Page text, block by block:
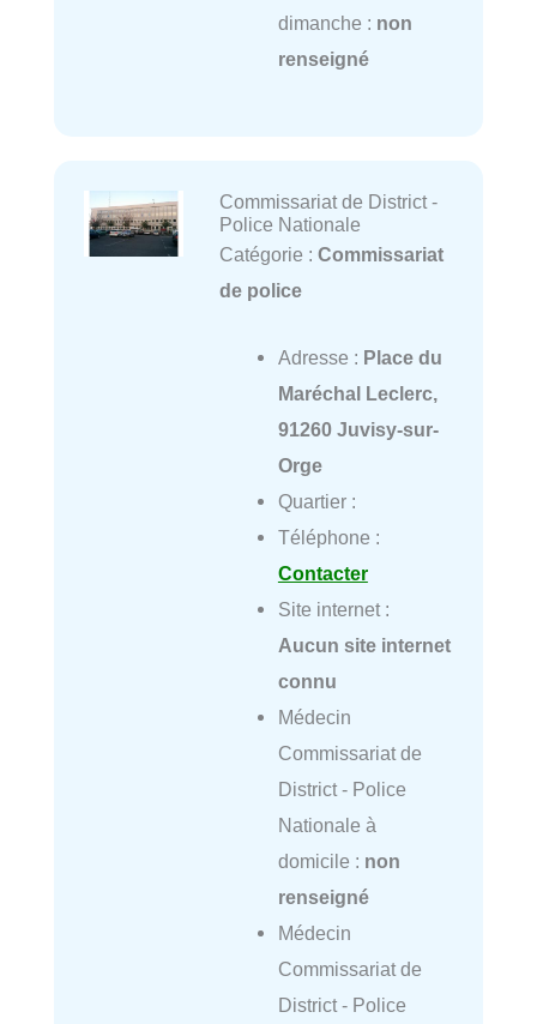
dimanche : non
renseigné
Commissariat de District -
Police Nationale
Catégorie : Commissariat
de police
Adresse : Place du
Maréchal Leclerc,
91260 Juvisy-sur-
Orge
Quartier :
Téléphone :
Contacter
Site internet :
Aucun site internet
connu
Médecin
Commissariat de
District - Police
Nationale à
domicile : non
renseigné
Médecin
Commissariat de
District - Police